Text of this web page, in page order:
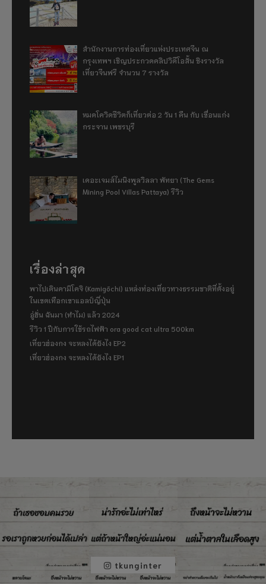
สำนักงานการท่องเที่ยวแห่งประเทศจีน ณ
กรุงเทพฯ เชิญประกวดคลิปวิดีโอสั้น ชิงรางวัล
เที่ยวจีนฟรี จำนวน 7 รางวัล
หมดโควิดชีวิตก็เที่ยวต่อ 2 วัน 1 คืน กับ เขื่อนแก่ง
กระจาน เพชรบุรี
เดอะเจมส์ไมนิงพูลวิลลา พัทยา (The Gems
Mining Pool Villas Pattaya) รีวิว
เรื่องล่าสุด
พาไปเดินคามิโคจิ (Kamigōchi) แหล่งท่องเที่ยวทางธรรมชาติที่ตั้งอยู่
ในเขตเทือกเขาแอลป์ญี่ปุ่น
อู่ฮั่น ฉันมา (ทำไม) แล้ว 2024
รีวิว 1 ปีกับการใช้รถไฟฟ้า ora good cat ultra 500km
เที่ยวฮ่องกง จะหลงได้ยังไง EP2
เที่ยวฮ่องกง จะหลงได้ยังไง EP1
tkunginter